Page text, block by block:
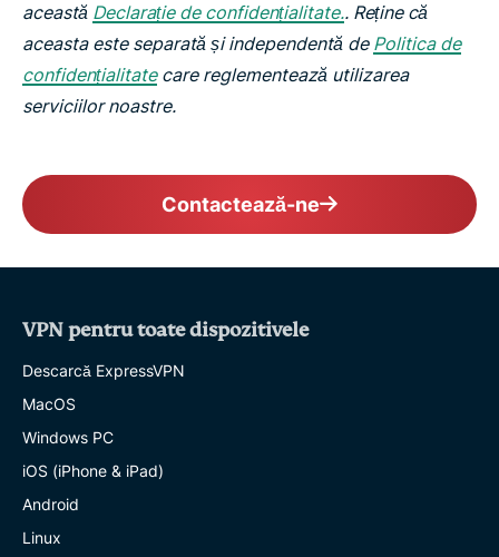
această Declarație de confidențialitate.. Reține că
aceasta este separată și independentă de Politica de
confidențialitatecare reglementează utilizarea
serviciilor noastre.
Contactează-ne
VPN pentru toate dispozitivele
Descarcă ExpressVPN
MacOS
Windows PC
iOS (iPhone & iPad)
Android
Linux